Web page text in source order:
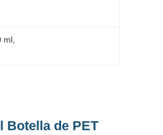
ml
Botella de PET